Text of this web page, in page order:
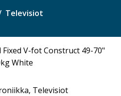
Televisiot
, Televisiot